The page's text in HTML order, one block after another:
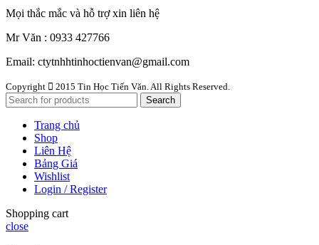
Mọi thắc mắc và hỗ trợ xin liên hệ
Mr Văn : 0933 427766
Email: ctytnhhtinhoctienvan@gmail.com
Copyright
2015 Tin Học Tiến Văn. All Rights Reserved.
Search
Trang chủ
Shop
Liên Hệ
Bảng Giá
Wishlist
Login / Register
Shopping cart
close